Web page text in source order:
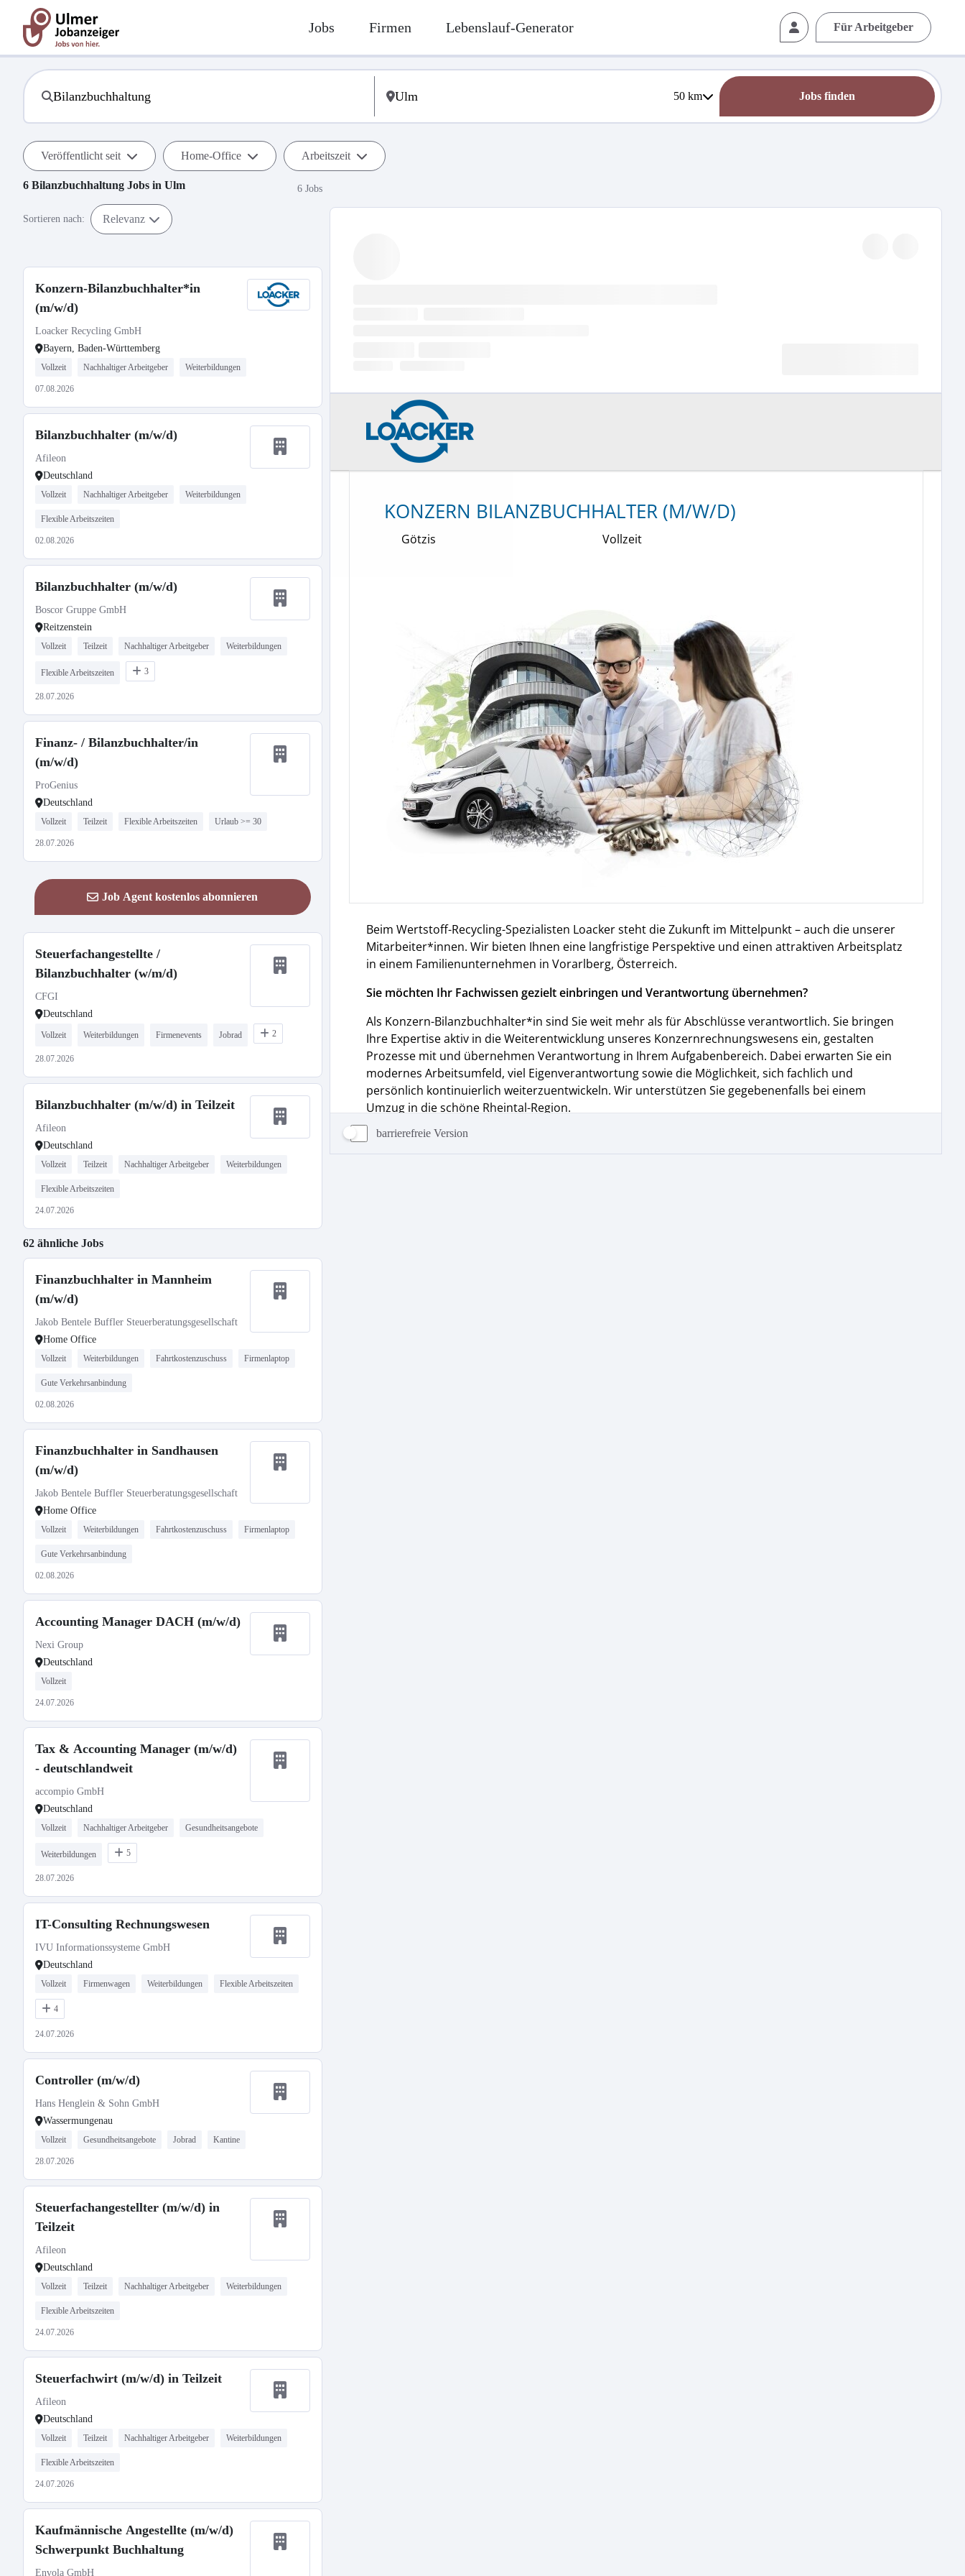
Jobs Firmen Lebenslauf-Generator Für Arbeitgeber
50km Jobs finden
Veröffentlicht seit Home-Office Arbeitszeit
6 Bilanzbuchhaltung Jobs in Ulm 6 Jobs
Sortieren nach: Relevanz
Konzern-Bilanzbuchhalter*in
(m/w/d)
Loacker Recycling GmbH
Bayern, Baden-Württemberg
Vollzeit Nachhaltiger Arbeitgeber Weiterbildungen
07.08.2026
Bilanzbuchhalter (m/w/d)
Afileon
Deutschland
Vollzeit Nachhaltiger Arbeitgeber Weiterbildungen
Flexible Arbeitszeiten
02.08.2026
Bilanzbuchhalter (m/w/d)
Boscor Gruppe GmbH
Reitzenstein
Vollzeit Teilzeit Nachhaltiger Arbeitgeber Weiterbildungen
Flexible Arbeitszeiten 3
28.07.2026
Finanz- / Bilanzbuchhalter/in
(m/w/d)
ProGenius
Deutschland
Vollzeit Teilzeit Flexible Arbeitszeiten Urlaub >= 30
28.07.2026
Job Agent kostenlos abonnieren
Steuerfachangestellte /
Bilanzbuchhalter (w/m/d)
CFGI
Deutschland
Vollzeit Weiterbildungen Firmenevents Jobrad 2
28.07.2026
Bilanzbuchhalter (m/w/d) in Teilzeit
Afileon
Deutschland
Vollzeit Teilzeit Nachhaltiger Arbeitgeber Weiterbildungen
Flexible Arbeitszeiten
24.07.2026
62 ähnliche Jobs
Finanzbuchhalter in Mannheim
(m/w/d)
Jakob Bentele Buffler Steuerberatungsgesellschaft
Home Office
Vollzeit Weiterbildungen Fahrtkostenzuschuss Firmenlaptop
Gute Verkehrsanbindung
02.08.2026
Finanzbuchhalter in Sandhausen
(m/w/d)
Jakob Bentele Buffler Steuerberatungsgesellschaft
Home Office
Vollzeit Weiterbildungen Fahrtkostenzuschuss Firmenlaptop
Gute Verkehrsanbindung
02.08.2026
Accounting Manager DACH (m/w/d)
Nexi Group
Deutschland
Vollzeit
24.07.2026
Tax & Accounting Manager (m/w/d)
- deutschlandweit
accompio GmbH
Deutschland
Vollzeit Nachhaltiger Arbeitgeber Gesundheitsangebote
Weiterbildungen 5
28.07.2026
IT-Consulting Rechnungswesen
IVU Informationssysteme GmbH
Deutschland
Vollzeit Firmenwagen Weiterbildungen Flexible Arbeitszeiten
4
24.07.2026
Controller (m/w/d)
Hans Henglein & Sohn GmbH
Wassermungenau
Vollzeit Gesundheitsangebote Jobrad Kantine
28.07.2026
Steuerfachangestellter (m/w/d) in
Teilzeit
Afileon
Deutschland
Vollzeit Teilzeit Nachhaltiger Arbeitgeber Weiterbildungen
Flexible Arbeitszeiten
24.07.2026
Steuerfachwirt (m/w/d) in Teilzeit
Afileon
Deutschland
Vollzeit Teilzeit Nachhaltiger Arbeitgeber Weiterbildungen
Flexible Arbeitszeiten
24.07.2026
Kaufmännische Angestellte (m/w/d)
Schwerpunkt Buchhaltung
Envola GmbH
barrierefreie Version